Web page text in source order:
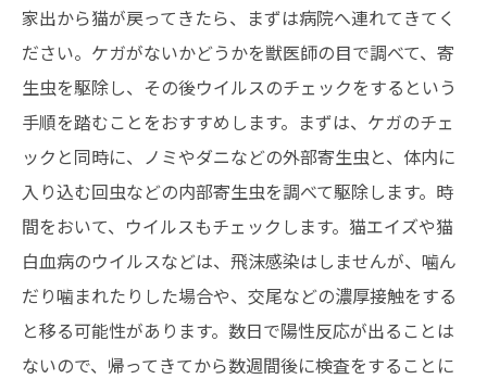
家出から猫が戻ってきたら、まずは病院へ連れてきてく
ださい。ケガがないかどうかを獣医師の目で調べて、寄
生虫を駆除し、その後ウイルスのチェックをするという
手順を踏むことをおすすめします。まずは、ケガのチェ
ックと同時に、ノミやダニなどの外部寄生虫と、体内に
入り込む回虫などの内部寄生虫を調べて駆除します。時
間をおいて、ウイルスもチェックします。猫エイズや猫
白血病のウイルスなどは、飛沫感染はしませんが、噛ん
だり噛まれたりした場合や、交尾などの濃厚接触をする
と移る可能性があります。数日で陽性反応が出ることは
ないので、帰ってきてから数週間後に検査をすることに